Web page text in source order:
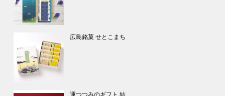
広島銘菓 せとこまち